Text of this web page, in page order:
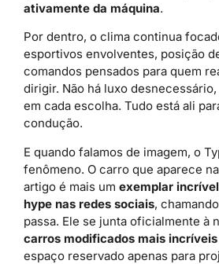
ativamente da máquina.
Por dentro, o clima continua
esportivos envolventes, posição
comandos pensados para quem
dirigir. Não há luxo desnecessário,
em cada escolha. Tudo está ali
condução.
E quando falamos de imagem, o
fenômeno. O carro que aparece
artigo é mais um exemplar incrível
hype nas redes sociais,
passa. Ele se junta oficialmente à
carros modificados mais
espaço reservado apenas para